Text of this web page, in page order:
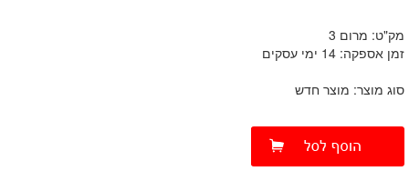
מק"ט: מרום 3
זמן אספקה: 14 ימי עסקים
סוג מוצר: מוצר חדש